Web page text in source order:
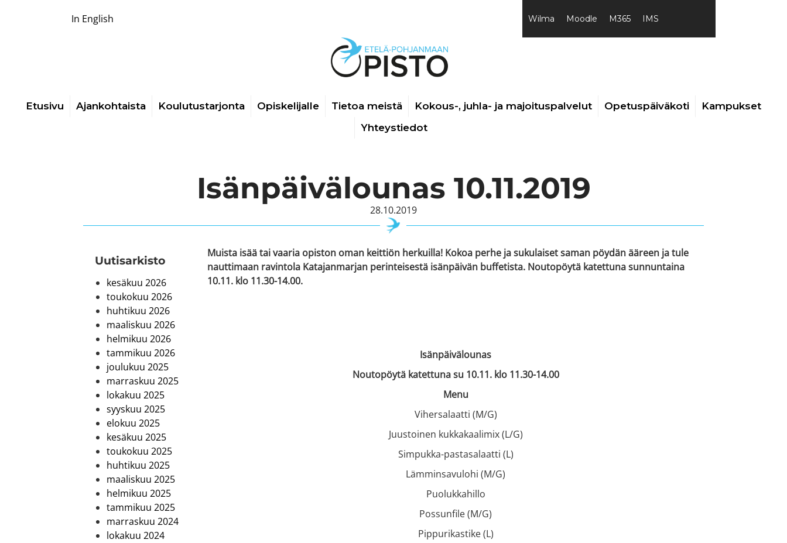
In English Wilma Moodle M365 IMS
Etusivu Ajankohtaista Koulutustarjonta Opiskelijalle Tietoa meistä Kokous-, juhla- ja majoituspalvelut Opetuspäiväkoti
Kampukset
Yhteystiedot
Isänpäivälounas 10.11.2019
28.10.2019
Uutis­arkisto
kesäkuu 2026
toukokuu 2026
huhtikuu 2026
maaliskuu 2026
helmikuu 2026
tammikuu 2026
joulukuu 2025
marraskuu 2025
lokakuu 2025
syyskuu 2025
elokuu 2025
kesäkuu 2025
toukokuu 2025
huhtikuu 2025
maaliskuu 2025
helmikuu 2025
tammikuu 2025
marraskuu 2024
lokakuu 2024
Muista isää tai vaaria opiston oman keittiön herkuilla! Kokoa perhe ja sukulaiset saman pöydän ääreen ja tule
nauttimaan ravintola Katajanmarjan perinteisestä isänpäivän buffetista. Noutopöytä katettuna sunnuntaina
10.11. klo 11.30-14.00.
Isänpäivälounas
Noutopöytä katettuna su 10.11. klo 11.30-14.00
Menu
Vihersalaatti (M/G)
Juustoinen kukkakaalimix (L/G)
Simpukka-pastasalaatti (L)
Lämminsavulohi (M/G)
Puolukkahillo
Possunfile (M/G)
Pippurikastike (L)